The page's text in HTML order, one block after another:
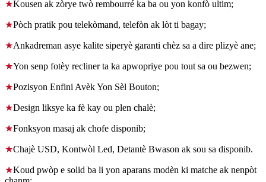
★Kousen ak zòrye twò rembourré ka ba ou yon konfò ultim;
★Pòch pratik pou telekòmand, telefòn ak lòt ti bagay;
★Ankadreman asye kalite siperyè garanti chèz sa a dire plizyè ane;
★Yon senp fotèy recliner ta ka apwopriye pou tout sa ou bezwen;
★Pozisyon Enfini Avèk Yon Sèl Bouton;
★Design liksye ka fè kay ou plen chalè;
★Fonksyon masaj ak chofe disponib;
★Chajè USD, Kontwòl Led, Detantè Bwason ak sou sa disponib.
★Koud pwòp e solid ba li yon aparans modèn ki matche ak nenpòt